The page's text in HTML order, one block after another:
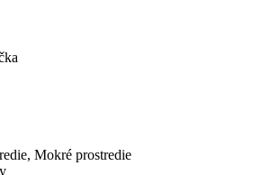
Mokré prostredie